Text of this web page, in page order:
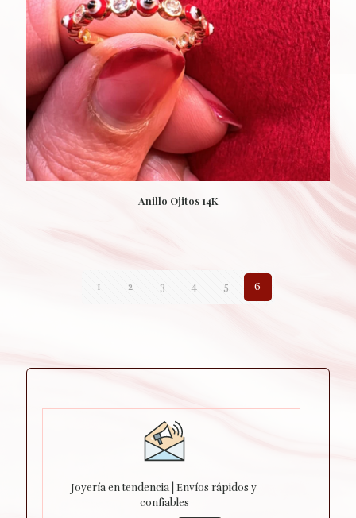
Anillo Ojitos 14K
1 2 3 4 5 6
Joyería en tendencia | Envíos rápidos y
confiables